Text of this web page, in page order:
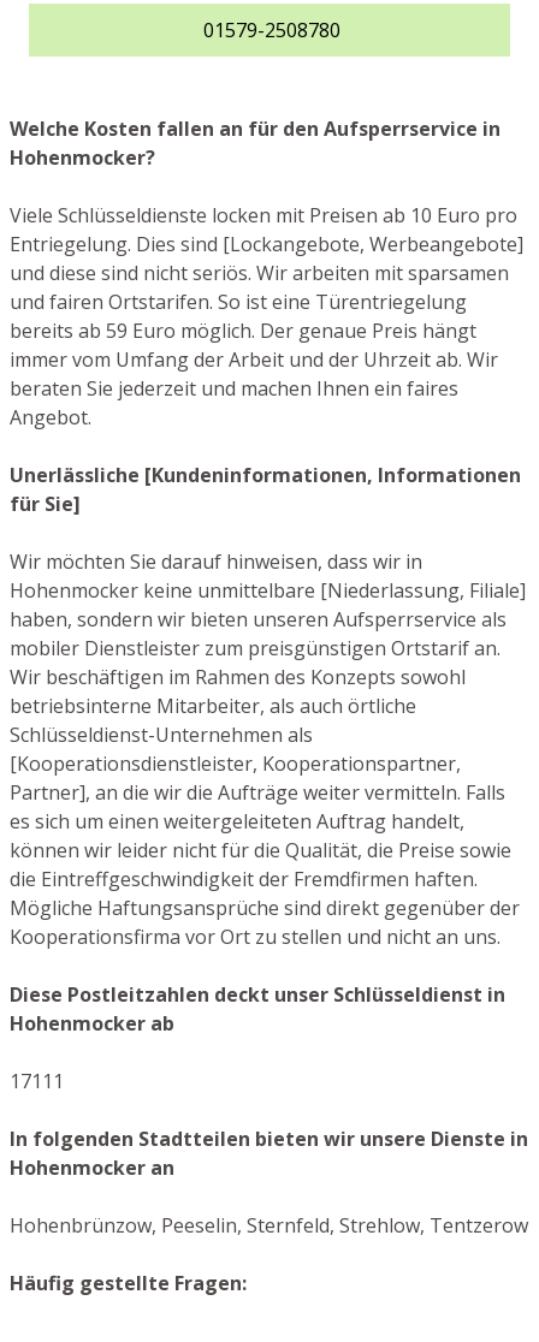
01579-2508780
Welche Kosten fallen an für den Aufsperrservice in
Hohenmocker?
Viele Schlüsseldienste locken mit Preisen ab 10 Euro pro
Entriegelung. Dies sind [Lockangebote, Werbeangebote]
und diese sind nicht seriös. Wir arbeiten mit sparsamen
und fairen Ortstarifen. So ist eine Türentriegelung
bereits ab 59 Euro möglich. Der genaue Preis hängt
immer vom Umfang der Arbeit und der Uhrzeit ab. Wir
beraten Sie jederzeit und machen Ihnen ein faires
Angebot.
Unerlässliche [Kundeninformationen, Informationen
für Sie]
Wir möchten Sie darauf hinweisen, dass wir in
Hohenmocker keine unmittelbare [Niederlassung, Filiale]
haben, sondern wir bieten unseren Aufsperrservice als
mobiler Dienstleister zum preisgünstigen Ortstarif an.
Wir beschäftigen im Rahmen des Konzepts sowohl
betriebsinterne Mitarbeiter, als auch örtliche
Schlüsseldienst-Unternehmen als
[Kooperationsdienstleister, Kooperationspartner,
Partner], an die wir die Aufträge weiter vermitteln. Falls
es sich um einen weitergeleiteten Auftrag handelt,
können wir leider nicht für die Qualität, die Preise sowie
die Eintreffgeschwindigkeit der Fremdfirmen haften.
Mögliche Haftungsansprüche sind direkt gegenüber der
Kooperationsfirma vor Ort zu stellen und nicht an uns.
Diese Postleitzahlen deckt unser Schlüsseldienst in
Hohenmocker ab
17111
In folgenden Stadtteilen bieten wir unsere Dienste in
Hohenmocker an
Hohenbrünzow, Peeselin, Sternfeld, Strehlow, Tentzerow
Häufig gestellte Fragen: